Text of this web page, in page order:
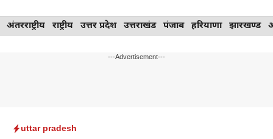
Skip
to
अंतरराष्ट्रीय राष्ट्रीय उत्तर प्रदेश उत्तराखंड पंजाब हरियाणा झारखण्ड
---Advertisement---
uttar pradesh